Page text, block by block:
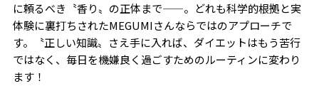
に頼るべき〝香り〟の正体まで——。どれも科学的根拠と実
体験に裏打ちされたMEGUMIさんならではのアプローチで
す。〝正しい知識〟さえ手に入れば、ダイエットはもう苦行
ではなく、毎日を機嫌良く過ごすためのルーティンに変わり
ます！